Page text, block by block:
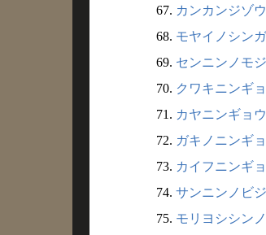
67. カンカンジゾ
68. モヤイノシン
69. センニンノモ
70. クワキニンギ
71. カヤニンギョ
72. ガキノニンギ
73. カイフニンギ
74. サンニンノビ
75. モリヨシシン